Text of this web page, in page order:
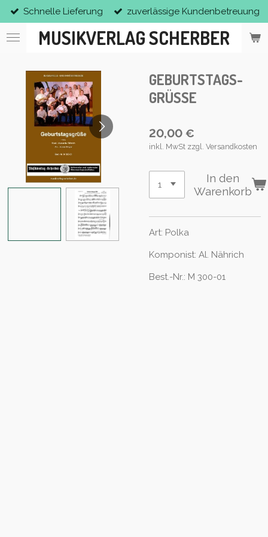
Zum
Hauptinhalt
springenMUSIKVERLAG SCHERBER
Schnelle Lieferung zuverlässige Kundenbetreuung
GEBURTSTAGS-
GRÜSSE
20,00 €
inkl. MwSt zzgl. Versandkosten
In den
Warenkorb
Art: Polka
Komponist: Al. Nährich
Best.-Nr.: M 300-01